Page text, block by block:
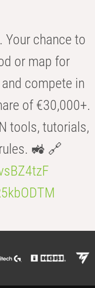
Your chance to
or map for
compete in
of €30,000+.
tools, tutorials,
🚜 🔗